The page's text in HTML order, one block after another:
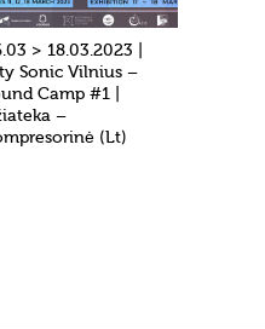
> 18.03.2023 |
Sonic Vilnius –
Camp #1 |
–
(Lt)